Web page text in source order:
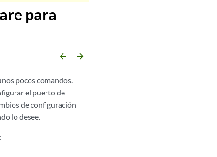
para
arrow_backward arrow_forward
pocos comandos.
el puerto de
de configuración
lo desee.